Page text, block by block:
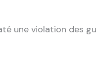
une violation des